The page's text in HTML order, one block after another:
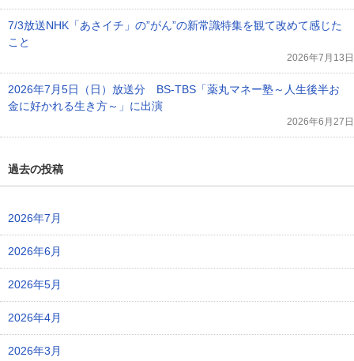
7/3放送NHK「あさイチ」の”がん”の新常識特集を観て改めて感じた
こと
2026年7月13日
2026年7月5日（日）放送分 BS-TBS「薬丸マネー塾～人生後半お
金に好かれる生き方～」に出演
2026年6月27日
過去の投稿
2026年7月
2026年6月
2026年5月
2026年4月
2026年3月